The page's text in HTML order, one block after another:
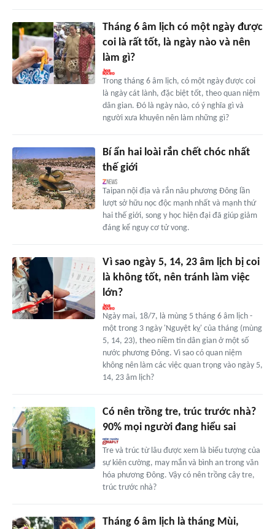
Tháng 6 âm lịch có một ngày được
coi là rất tốt, là ngày nào và nên
làm gì?
Trong tháng 6 âm lịch, có một ngày được coi
là ngày cát lành, đặc biệt tốt, theo quan niệm
dân gian. Đó là ngày nào, có ý nghĩa gì và
người xưa khuyên nên làm những gì?
Bí ẩn hai loài rắn chết chóc nhất
thế giới
Taipan nội địa và rắn nâu phương Đông lần
lượt sở hữu nọc độc mạnh nhất và mạnh thứ
hai thế giới, song y học hiện đại đã giúp giảm
đáng kể nguy cơ tử vong.
Vì sao ngày 5, 14, 23 âm lịch bị coi
là không tốt, nên tránh làm việc
lớn?
Ngày mai, 18/7, là mùng 5 tháng 6 âm lịch -
một trong 3 ngày 'Nguyệt kỵ' của tháng (mùng
5, 14, 23), theo niềm tin dân gian ở một số
nước phương Đông. Vì sao có quan niệm
không nên làm các việc quan trọng vào ngày 5,
14, 23 âm lịch?
Có nên trồng tre, trúc trước nhà?
90% mọi người đang hiểu sai
Tre và trúc từ lâu được xem là biểu tượng của
sự kiên cường, may mắn và bình an trong văn
hóa phương Đông. Vậy có nên trồng cây tre,
trúc trước nhà?
Tháng 6 âm lịch là tháng Mùi,